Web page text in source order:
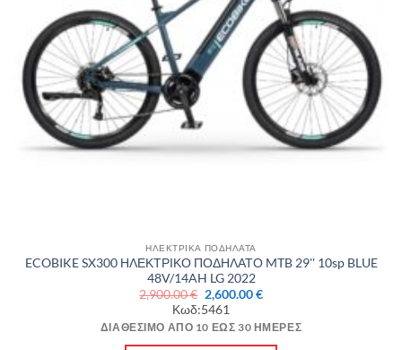
ΗΛΕΚΤΡΙΚΑ ΠΟΔΗΛΑΤΑ
ECOBIKE SX300 ΗΛΕΚΤΡΙΚΟ ΠΟΔΗΛΑΤΟ MTB 29'' 10sp BLUE
48V/14AH LG 2022
2,900.00€ Original
price
was:
2,900.00 €.
2,600.00€Η
είναι:
Κωδ:5461
ΔΙΑΘΈΣΙΜΟ ΑΠΌ 10 ΈΩΣ 30 ΗΜΈΡΕΣ